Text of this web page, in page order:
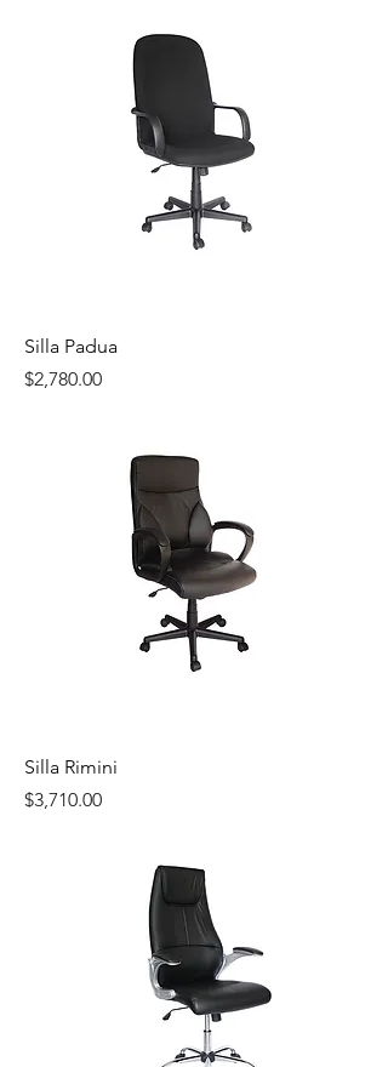
Silla Padua
Precio
$2,780.00
Silla Rimini
Precio
$3,710.00